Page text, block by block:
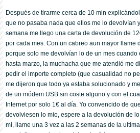
Después de tirarme cerca de 10 min
que no pasaba nada que ellos me lo devolví­an
semana me llego una carta de devolución de
por cada mes. Con un cabreo aun mayor llame
porque solo me devolví­an lo de un mes
hasta marzo, la muchacha que me atendió me
pedir el importe completo (que casualidad no
me dijeron que todo ya estaba solucionado y
de un módem USB sin coste alguno y con el
Internet por solo 1€ al dí­a. Yo convencido de
devolviesen lo mio, espere a la devolución de
mi, llame una 3 vez a las 2 semanas de la